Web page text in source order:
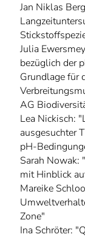
Jan Niklas
Julia
bezüglich der
Grundlage für
AG
Lea Nickisch:
ausgesuchter
pH-
Sarah Nowak:
mit Hinblick
Mareike
Zone"
Ina Schröter: